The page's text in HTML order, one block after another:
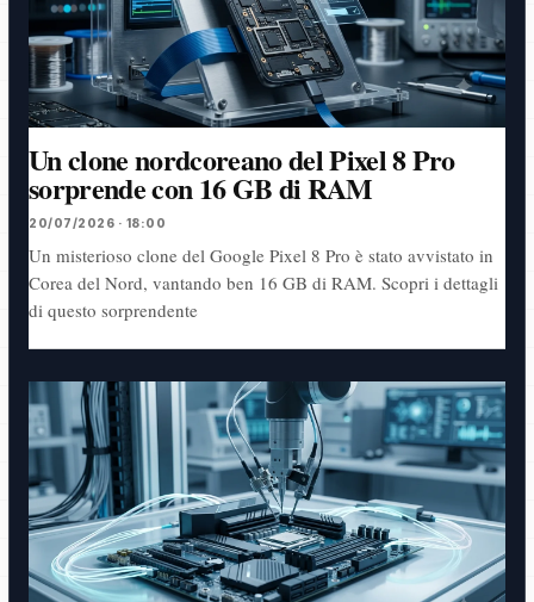
Un clone nordcoreano del Pixel 8 Pro
sorprende con 16 GB di RAM
20/07/2026 · 18:00
Un misterioso clone del Google Pixel 8 Pro è stato avvistato in
Corea del Nord, vantando ben 16 GB di RAM. Scopri i dettagli
di questo sorprendente